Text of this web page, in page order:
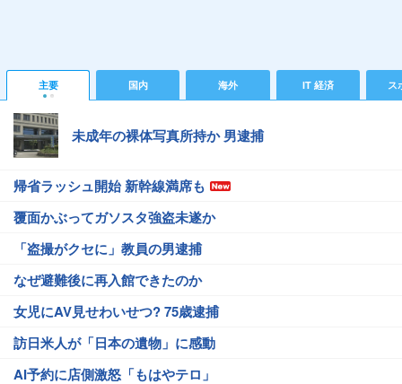
主要 国内 海外 IT 経済 ス
未成年の裸体写真所持か 男逮捕
帰省ラッシュ開始 新幹線満席も
覆面かぶってガソスタ強盗未遂か
「盗撮がクセに」教員の男逮捕
なぜ避難後に再入館できたのか
女児にAV見せわいせつ? 75歳逮捕
訪日米人が「日本の遺物」に感動
AI予約に店側激怒「もはやテロ」